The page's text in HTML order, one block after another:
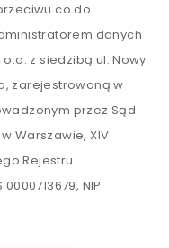
co do
danych
z siedzibą ul. Nowy
zarejestrowaną w
przez Sąd
Warszawie, XIV
Rejestru
NIP